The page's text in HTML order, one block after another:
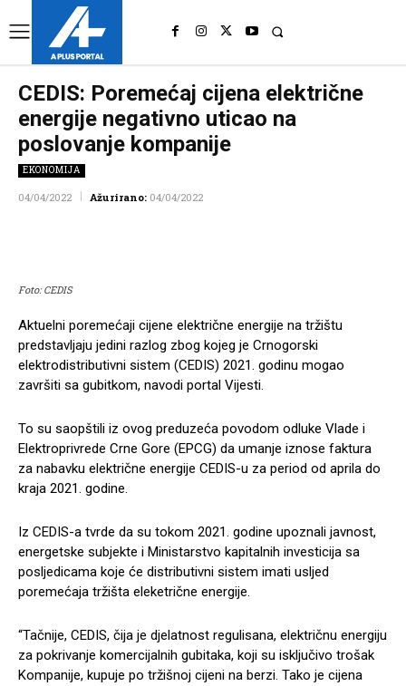
CEDIS: Poremećaj cijena električne
energije negativno uticao na
poslovanje kompanije
EKONOMIJA
04/04/2022 Ažurirano: 04/04/2022
Foto: CEDIS
Aktuelni poremećaji cijene električne energije na tržištu
predstavljaju jedini razlog zbog kojeg je Crnogorski
elektrodistributivni sistem (CEDIS) 2021. godinu mogao
završiti sa gubitkom, navodi portal Vijesti.
To su saopštili iz ovog preduzeća povodom odluke Vlade i
Elektroprivrede Crne Gore (EPCG) da umanje iznose faktura
za nabavku električne energije CEDIS-u za period od aprila do
kraja 2021. godine.
Iz CEDIS-a tvrde da su tokom 2021. godine upoznali javnost,
energetske subjekte i Ministarstvo kapitalnih investicija sa
posljedicama koje će distributivni sistem imati usljed
poremećaja tržišta eleketrične energije.
“Tačnije, CEDIS, čija je djelatnost regulisana, električnu energiju
za pokrivanje komercijalnih gubitaka, koji su isključivo trošak
Kompanije, kupuje po tržišnoj cijeni na berzi. Tako je cijena